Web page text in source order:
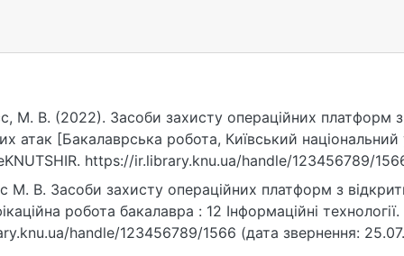
М. В. (2022). Засоби захисту операційних платформ
атак [Бакалаврська робота, Київський національний
https://ir.library.knu.ua/handle/123456789/
М. В. Засоби захисту операційних платформ з
робота бакалавра : 12 Інформаційні
handle/123456789/1566 (дата звернення: